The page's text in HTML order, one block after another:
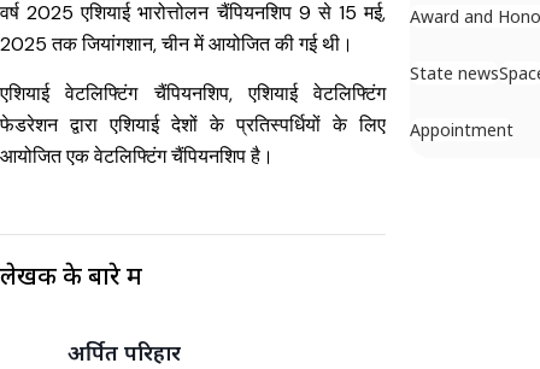
वर्ष 2025 एशियाई भारोत्तोलन चैंपियनशिप 9 से 15 मई,
2025 तक जियांगशान, चीन में आयोजित की गई थी।
एशियाई वेटलिफ्टिंग चैंपियनशिप, एशियाई वेटलिफ्टिंग
फेडरेशन द्वारा एशियाई देशों के प्रतिस्पर्धियों के लिए
आयोजित एक वेटलिफ्टिंग चैंपियनशिप है।
लेखक के बारे में
अर्पित परिहार
Award and
State news
Appointment